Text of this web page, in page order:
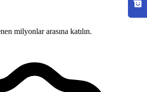
milyonlar arasına katılın.